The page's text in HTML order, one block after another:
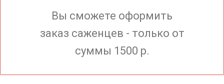
Вы сможете оформить
заказ саженцев - только от
суммы 1500 р.